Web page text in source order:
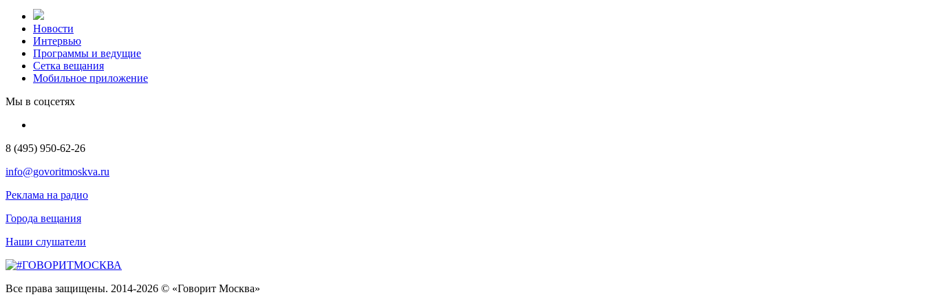
Новости
Интервью
Программы и ведущие
Сетка вещания
Мобильное приложение
Мы в соцсетях
8 (495) 950-62-26
info@govoritmoskva.ru
Реклама на радио
Города вещания
Наши слушатели
Все права защищены. 2014-2026 © «Говорит Москва»